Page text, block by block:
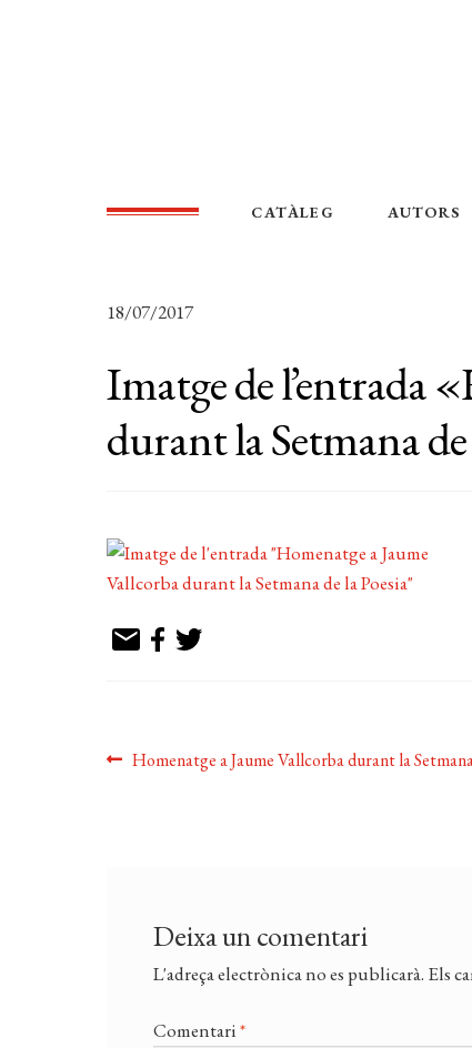
CATÀLEG AUTORS
18/07/2017
Imatge de l’entrada
durant la Setmana
Navegació
Entrada
Homenatge a Jaume Vallcorba durant la
Deixa un comentari
L'adreça electrònica no es publicarà. Els
Comentari*